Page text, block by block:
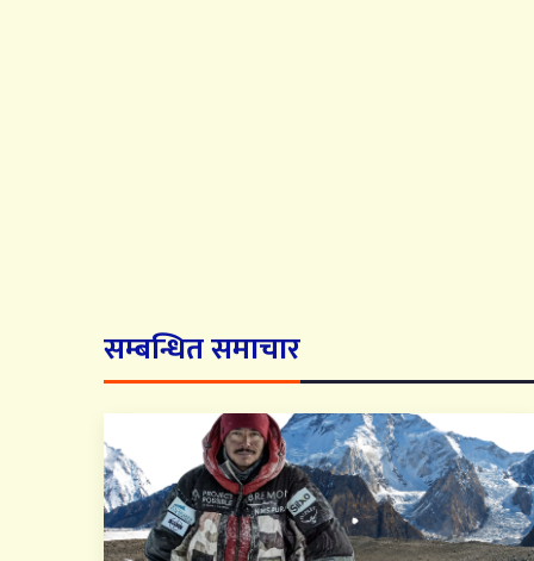
सम्बन्धित समाचार